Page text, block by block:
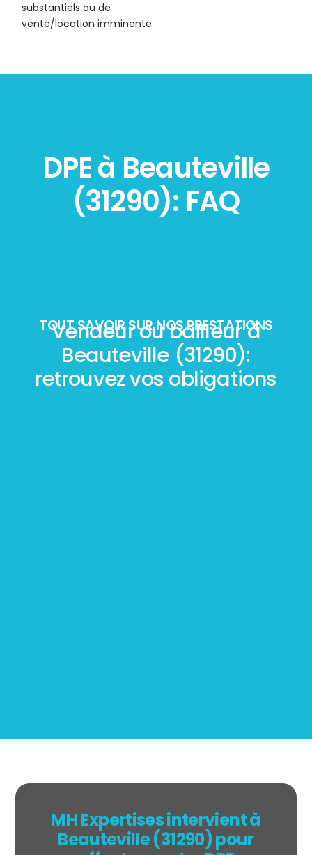
substantiels ou de
vente/location imminente.
DPE à Beauteville
(31290): FAQ
TOUT SAVOIR SUR NOS PRESTATIONS
Vendeur ou bailleur à
Beauteville (31290):
retrouvez vos obligations
MH Expertises intervient à
Beauteville (31290) pour